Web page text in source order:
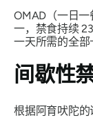
OMAD（一日
一，禁食持续
一天所需的全部
间歇性
根据阿育吠陀的